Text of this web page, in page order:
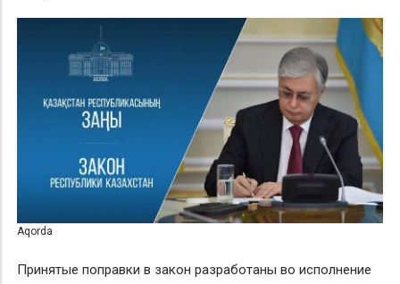
Аqorda
Принятые поправки в закон разработаны во исполнение